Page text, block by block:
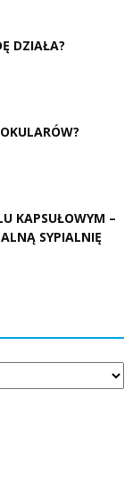
DZIAŁA?
KAPSUŁOWYM –
SYPIALNIĘ